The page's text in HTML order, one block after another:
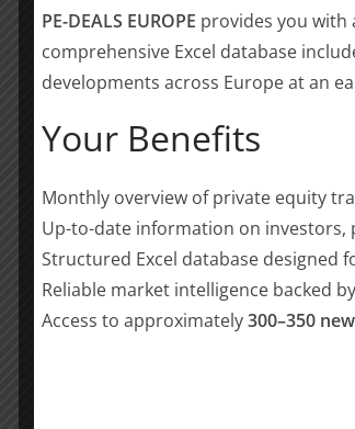
Unternehmen mit Sitz in der
Gesundheitswesen zu
Gelder aus dem kürzlich
Über Bregal
Bregal Unternehmerkapital
und Mailand. Mit insgesamt
MidCap-Investor mit
mittelständische
Partnerschaften mit
PE-DEALS EUROPE provides you with
comprehensive Excel database
developments across Europe at an
Your Benefits
Monthly overview of private equity
Up-to-date information on investors,
Structured Excel database designed
Reliable market intelligence backed
Access to approximately300–350